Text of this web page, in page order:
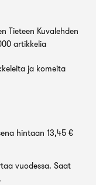
Tieteen Kuvalehden
artikkelia
ja komeita
hintaan 13,45 €
vuodessa. Saat